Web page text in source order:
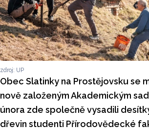
zdroj: UP
Obec Slatinky na Prostějovsku se
nově založeným Akademickým
února zde společně vysadili
dřevin studenti Přírodovědecké